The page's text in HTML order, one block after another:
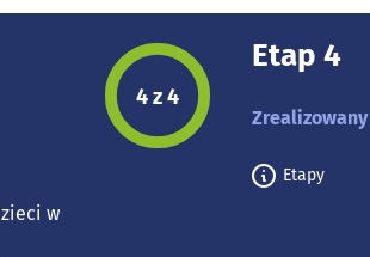
w
Etap projektu:
4 z 4
Etap 4
Zrealizowany
Etapy